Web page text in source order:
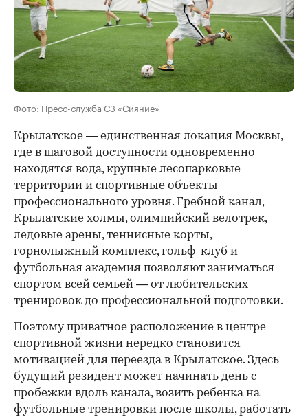
Фото: Пресс-служба СЗ «Сияние»
Крылатское — единственная локация Москвы,
где в шаговой доступности одновременно
находятся вода, крупные лесопарковые
территории и спортивные объекты
профессионального уровня. Гребной канал,
Крылатские холмы, олимпийский велотрек,
ледовые арены, теннисные корты,
горнолыжный комплекс, гольф-клуб и
футбольная академия позволяют заниматься
спортом всей семьей — от любительских
тренировок до профессиональной подготовки.
Поэтому приватное расположение в центре
спортивной жизни нередко становится
мотивацией для переезда в Крылатское. Здесь
будущий резидент может начинать день с
пробежки вдоль канала, возить ребенка на
футбольные тренировки после школы, работать